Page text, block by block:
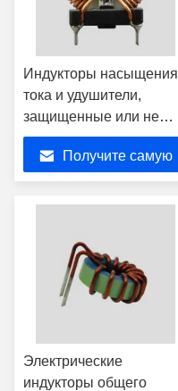
Индукторы насыщения
тока и удушители,
защищенные или не
защищенные для
электроэлектроники
Получите самую
Электрические
индукторы общего